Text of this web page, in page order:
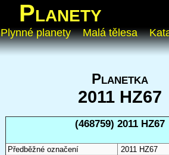
Planety
Plynné planety Malá tělesa
Planetka
2011 HZ67
(468759) 2011 HZ67
Předběžné označení
2011 HZ67